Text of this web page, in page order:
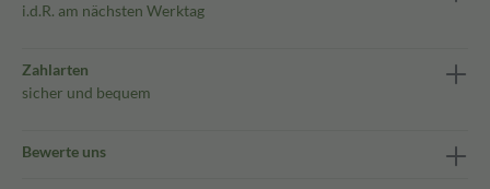
i.d.R. am nächsten Werktag
Zahlarten
sicher und bequem
Bewerte uns